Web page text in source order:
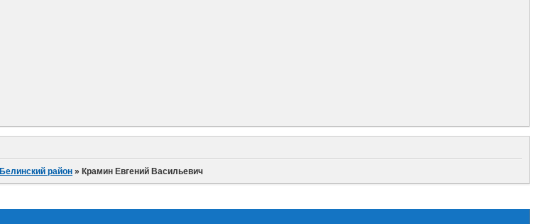
Белинский район » Крамин Евгений Васильевич